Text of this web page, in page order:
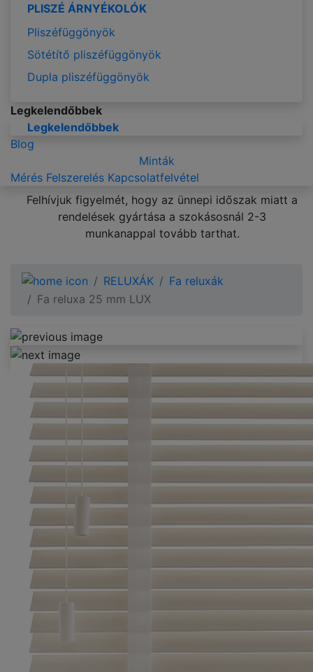
PLISZÉ ÁRNYÉKOLÓK
Pliszéfüggönyök
Sötétítő pliszéfüggönyök
Dupla pliszéfüggönyök
Legkelendőbbek
Legkelendőbbek
Blog
Minták
Mérés Felszerelés Kapcsolatfelvétel
Felhívjuk figyelmét, hogy az ünnepi időszak miatt a
rendelések gyártása a szokásosnál 2-3
munkanappal tovább tarthat.
RELUXÁK
Fa reluxák
Fa reluxa 25 mm LUX